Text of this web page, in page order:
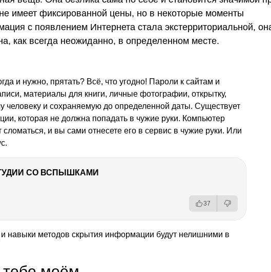
имеет фиксированной цены, но в некоторые моменты
с появлением Интернета стала экстерриториальной,
как всегда неожиданно, в определенном месте.
и нужно, прятать? Всё, что угодно! Пароли к сайтам и
материалы для книги, личные фотографии, открытку,
человеку и сохраняемую до определенной даты. Существует
которая не должна попадать в чужие руки. Компьютер
сломаться, и вы сами отнесете его в сервис в чужие руки. Или
СО ВСПЫШКАМИ
37
и навыки методов скрытия информации будут нелишними в